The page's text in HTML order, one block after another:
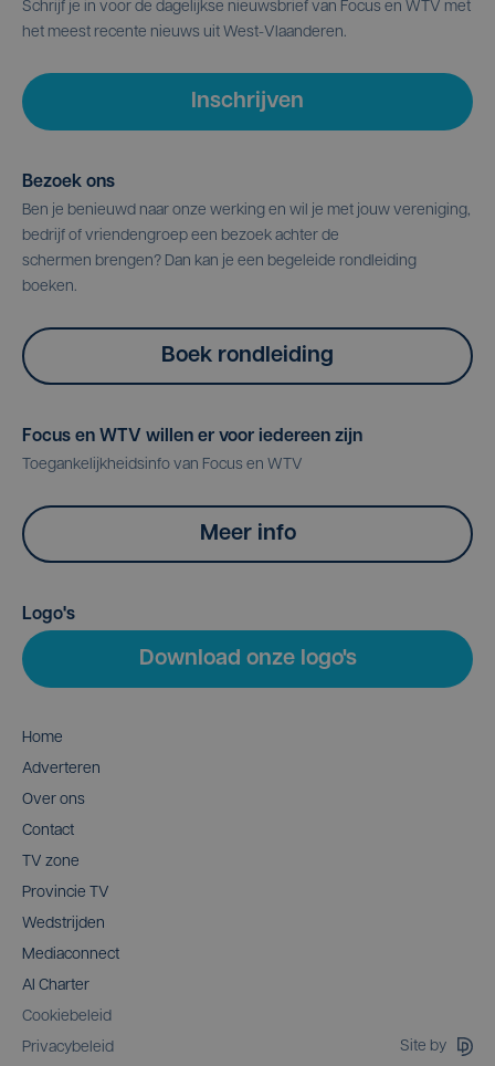
Schrijf je in voor de dagelijkse nieuwsbrief van Focus en WTV met
het meest recente nieuws uit West-Vlaanderen.
Inschrijven
Bezoek ons
Ben je benieuwd naar onze werking en wil je met jouw vereniging,
bedrijf of vriendengroep een bezoek achter de
schermen brengen? Dan kan je een begeleide rondleiding
boeken.
Boek rondleiding
Focus en WTV willen er voor iedereen zijn
Toegankelijkheidsinfo van Focus en WTV
Meer info
Logo's
Download onze logo's
Home
Adverteren
Over ons
Contact
TV zone
Provincie TV
Wedstrijden
Mediaconnect
AI Charter
Cookiebeleid
Privacybeleid
Site by